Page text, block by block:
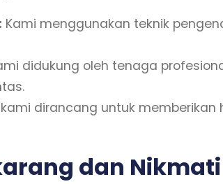
Kami menggunakan teknik
didukung oleh tenaga
kami dirancang untuk
dan